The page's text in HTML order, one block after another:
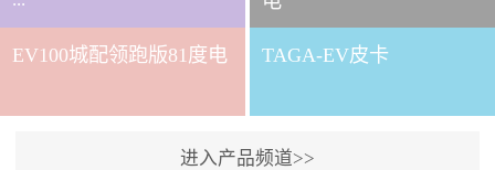
司成立于2021年7月，注册
资金1000万元，是北京润
EV100城配领跑版81度电 TAGA-EV皮卡
进入产品频道>>